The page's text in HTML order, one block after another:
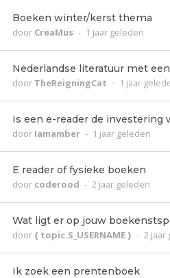
Boeken winter/kerst thema
door CreaMus - 1 jaar geleden
Nederlandse literatuur met
door TheReigningCat - 1 jaar
Is een e-reader de investering
door Iamamber - 1 jaar geleden
E reader of fysieke boeken
door coderood - 2 jaar geleden
Wat ligt er op jouw
door{ topic.S_USERNAME } - 2 jaar
Ik zoek een prentenboek